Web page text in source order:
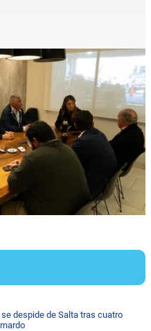
despide de Salta tras cuatro